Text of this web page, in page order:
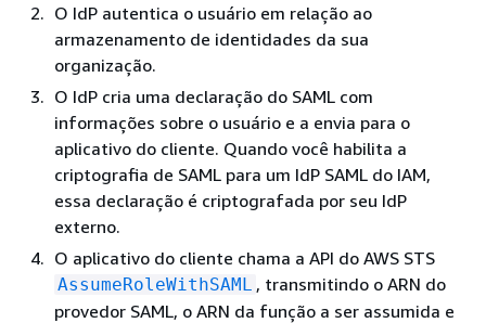
O IdP autentica o usuário em relação ao
armazenamento de identidades da sua
organização.
O IdP cria uma declaração do SAML com
informações sobre o usuário e a envia para o
aplicativo do cliente. Quando você habilita a
criptografia de SAML para um IdP SAML do IAM,
essa declaração é criptografada por seu IdP
externo.
O aplicativo do cliente chama a API do AWS STS
AssumeRoleWithSAML , transmitindo o ARN do
provedor SAML, o ARN da função a ser assumida e